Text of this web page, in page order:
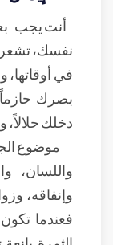
أنت يجب
نفسك،
في
بصرك
دخلك حلالاً،
موضوع
واللسان،
وإنفاقه،
فعندما